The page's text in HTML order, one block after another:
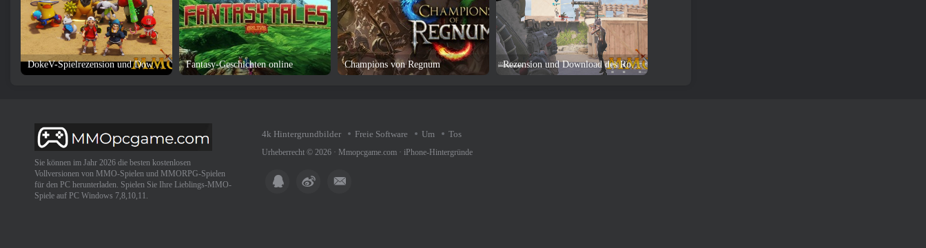
DokeV-Spielrezension und Download Fantasy-Geschichten online Champions von Regnum Rezension und Download des Rogue Company-Spiels
Sie können im Jahr 2026 die besten kostenlosen
Vollversionen von MMO-Spielen und MMORPG-Spielen
für den PC herunterladen. Spielen Sie Ihre Lieblings-MMO-
Spiele auf PC Windows 7,8,10,11.
4k Hintergrundbilder Freie Software Um Tos
Urheberrecht © 2026 · Mmopcgame.com · iPhone-Hintergründe